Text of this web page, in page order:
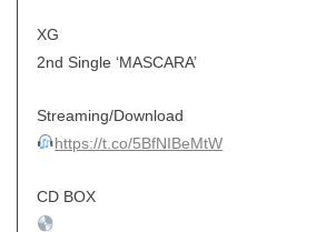
XG
2nd Single ‘MASCARA’
Streaming/Download
https://t.co/5BfNIBeMtW
CD BOX